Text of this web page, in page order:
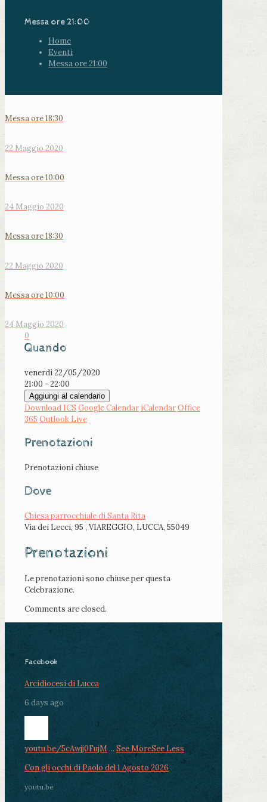
Messa ore 21:00
Home
Eventi
Messa ore 21:00
Messa ore 18:30
22 Maggio 2020
Messa ore 10:00
24 Maggio 2020
Messa ore 18:30
22 Maggio 2020
Messa ore 10:00
24 Maggio 2020
0
Quando
venerdì 22/05/2020
21:00 - 22:00
Aggiungi al calendario
Download ICS Google Calendar iCalendarOffice
365 Outlook Live
Prenotazioni
Prenotazioni chiuse
Dove
Chiesa parrocchiale di Santa Rita
Via dei Lecci, 95 , VIAREGGIO, LUCCA, 55049
Prenotazioni
Le prenotazioni sono chiuse per questa
Celebrazione.
Comments are closed.
Facebook
Arcidiocesi di Lucca
6 days ago
youtu.be/5cAwjj0FujM ... See MoreSee Less
Con gli occhi di Paolo del 1 Agosto 2026
youtu.be